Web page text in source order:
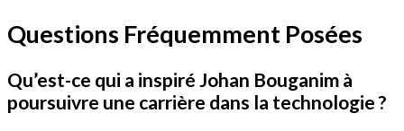
Questions Fréquemment Posées
Qu’est-ce qui a inspiré Johan Bouganim à
poursuivre une carrière dans la technologie ?